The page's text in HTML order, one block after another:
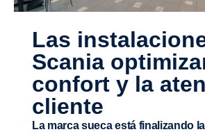
Las insta­la­ciones de
Scania
confort y la
cliente
La marca sueca está finalizando la renovación